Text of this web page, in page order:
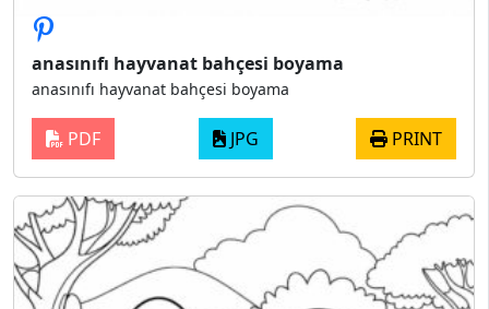
anasınıfı hayvanat bahçesi boyama
anasınıfı hayvanat bahçesi boyama
PDF JPG PRINT